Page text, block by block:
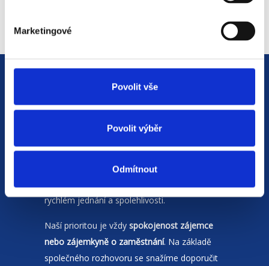
Marketingové
Povolit vše
Povolit výběr
Odmítnout
JsmeHR agenturas pobočkami v
Moravskoslezském krajia Polsku. Zakládáme
rychlém jednání a spolehlivosti.
Naší prioritou je vždy spokojenost zájemce
nebo zájemkyně o zaměstnání. Na základě
společného rozhovoru se snažíme doporučit